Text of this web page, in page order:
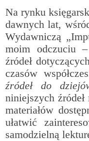
Na rynku
dawnych lat,
Wydawniczą
moim odczuciu
źródeł
czasów
źródeł do
niniejszych
materiałów
ułatwić
samodzielną